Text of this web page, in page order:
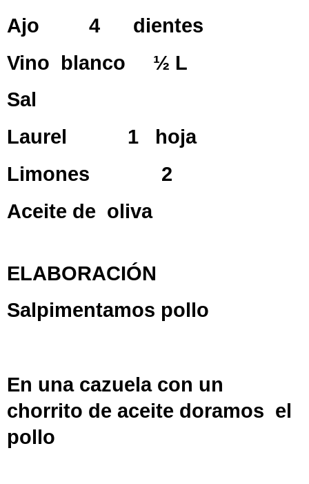
Ajo 4 dientes
Vino blanco ½ L
Sal
Laurel 1 hoja
Limones 2
Aceite de oliva
ELABORACIÓN
Salpimentamos pollo
En una cazuela con un
chorrito de aceite doramos el
pollo